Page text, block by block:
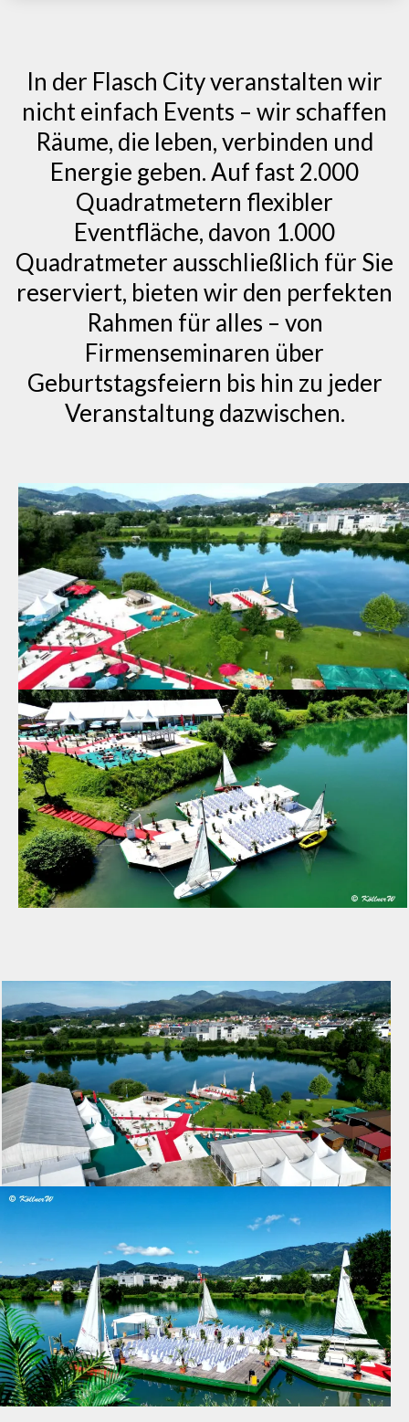
In der Flasch City veranstalten wir
nicht einfach Events – wir schaffen
Räume, die leben, verbinden und
Energie geben. Auf fast 2.000
Quadratmetern flexibler
Eventfläche, davon 1.000
Quadratmeter ausschließlich für Sie
reserviert, bieten wir den perfekten
Rahmen für alles – von
Firmenseminaren über
Geburtstagsfeiern bis hin zu jeder
Veranstaltung dazwischen.